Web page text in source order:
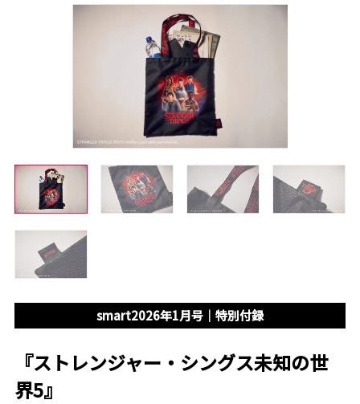
smart2026年1月号｜特別付録
『ストレンジャー・シングス未知の世
界5』